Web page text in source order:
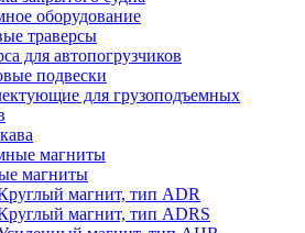
оборудование
траверсы
для автопогрузчиков
подвески
для грузоподъемных
магниты
магниты
магнит, тип ADR
магнит, тип ADRS